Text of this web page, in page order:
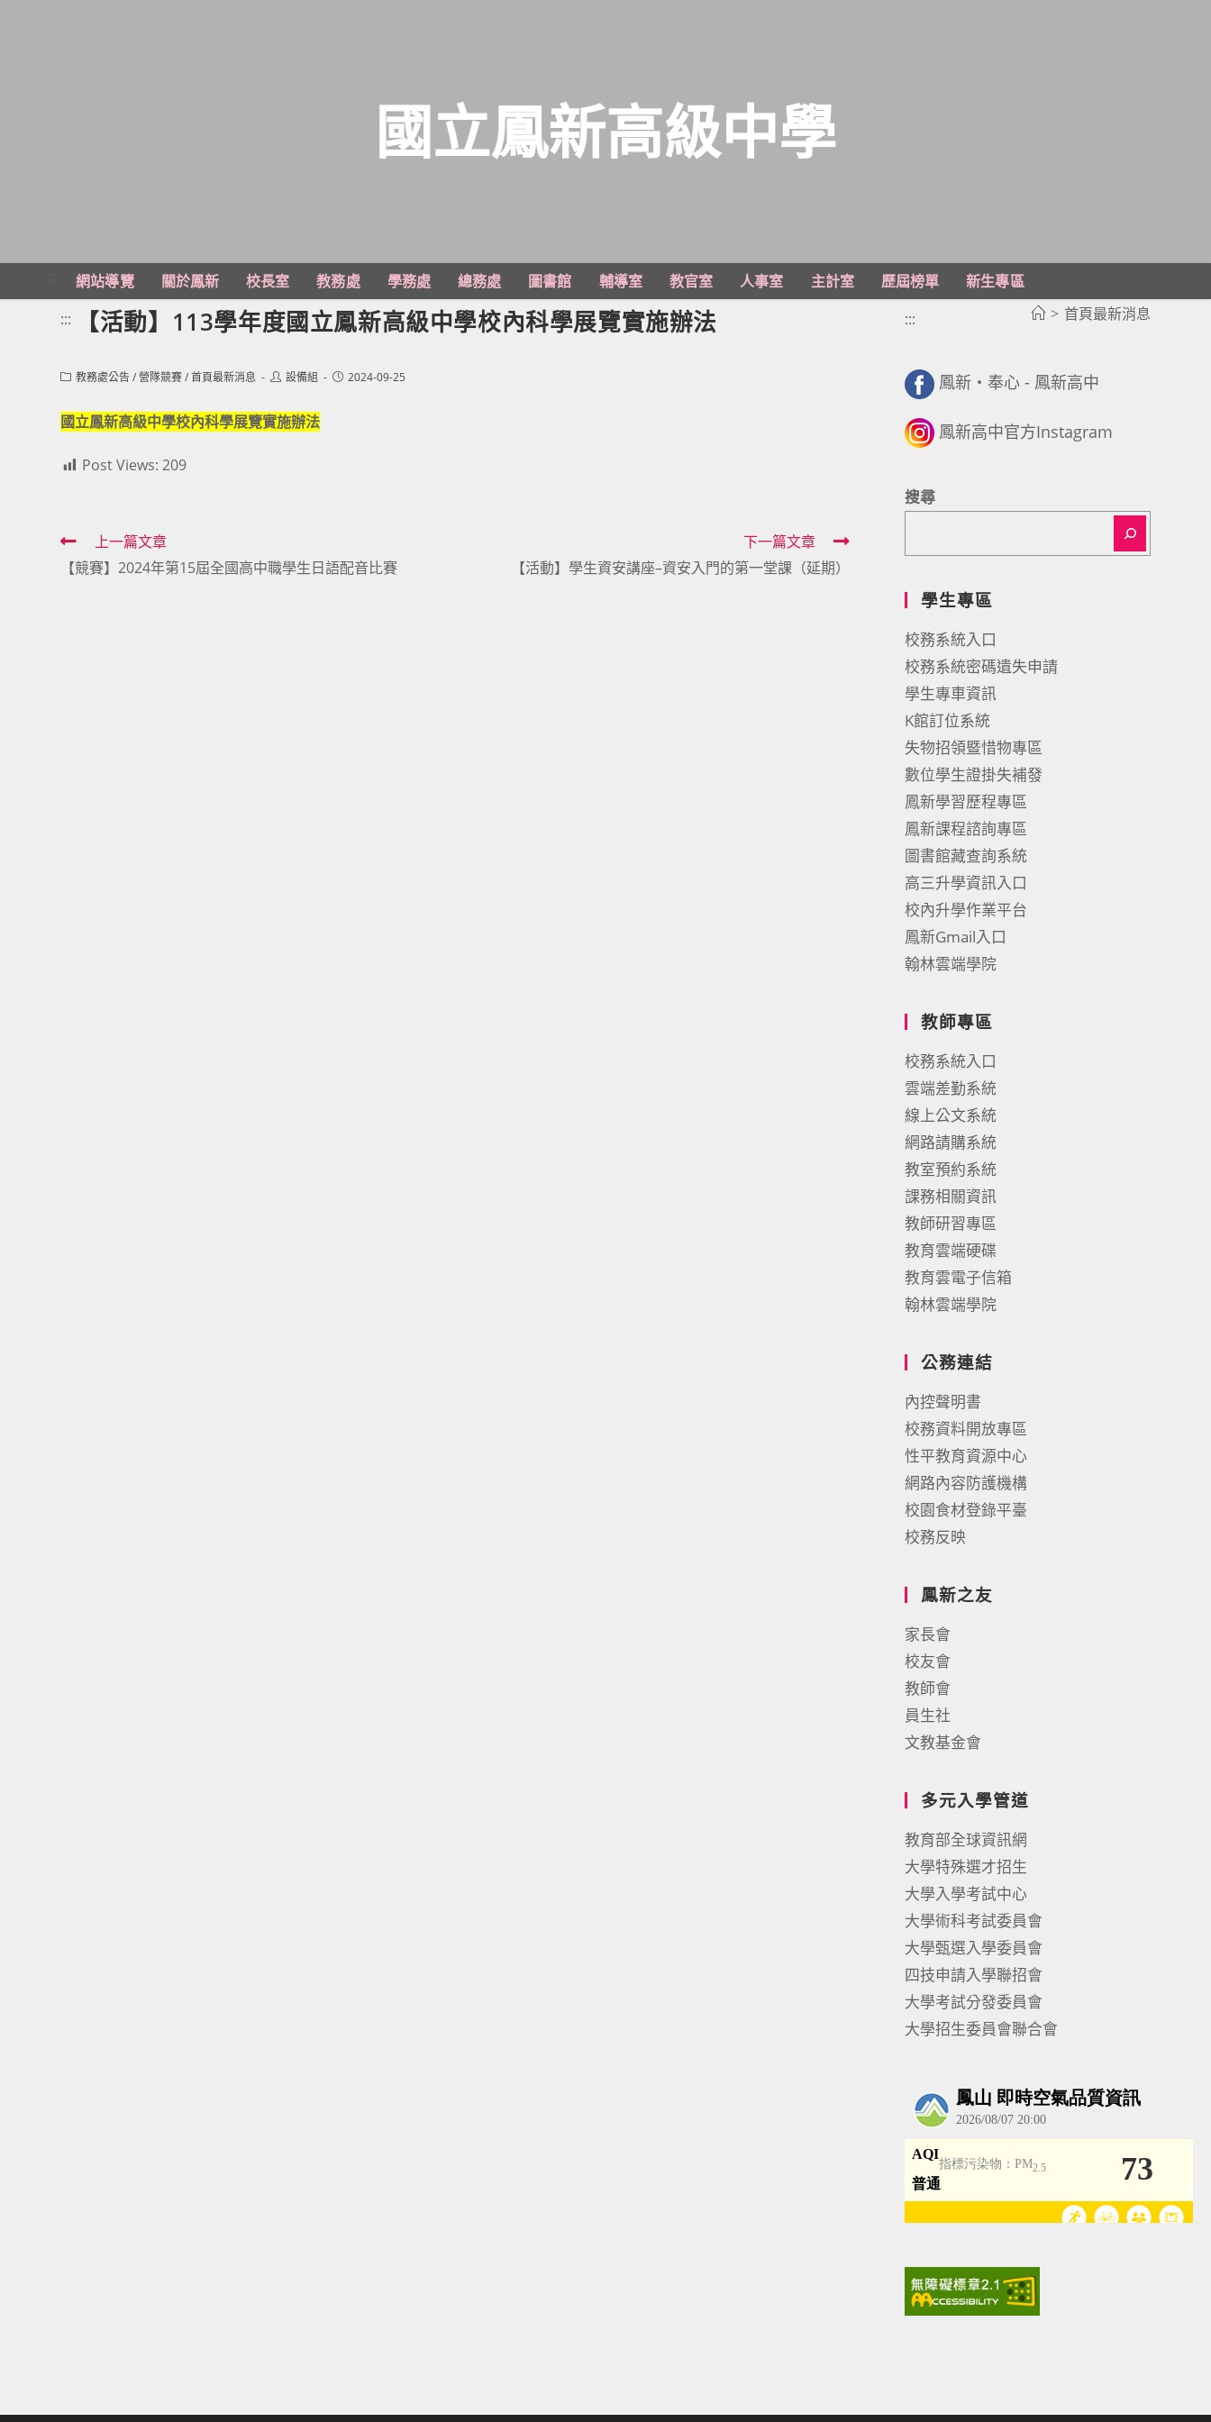
主
國立鳳新高級中學
網站導覽 關於鳳新 校長室 教務處 學務處 總務處 圖書館 輔導室 教官室 人事室 主計室 歷屆榜單
新生專區
> 首頁最新消息
::: 【活動】113學年度國立鳳新高級中學校內科學展覽實施辦法
Post教務處公告/營隊競賽/首頁最新消息
Post設備組
Post2024-09-25
國立鳳新高級中學校內科學展覽實施辦法
Post Views: 209
Read
more
上一篇文章
【競賽】2024年第15屆全國高中職學生日語配音比賽
下一篇文章
【活動】學生資安講座–資安入門的第一堂課（延期）
:::
鳳新・奉心 - 鳳新高中
鳳新高中官方Instagram
搜尋
學生專區
校務系統入口
校務系統密碼遺失申請
學生專車資訊
K館訂位系統
失物招領暨惜物專區
數位學生證掛失補發
鳳新學習歷程專區
鳳新課程諮詢專區
圖書館藏查詢系統
高三升學資訊入口
校內升學作業平台
鳳新Gmail入口
翰林雲端學院
教師專區
校務系統入口
雲端差勤系統
線上公文系統
網路請購系統
教室預約系統
課務相關資訊
教師研習專區
教育雲端硬碟
教育雲電子信箱
翰林雲端學院
公務連結
內控聲明書
校務資料開放專區
性平教育資源中心
網路內容防護機構
校園食材登錄平臺
校務反映
鳳新之友
家長會
校友會
教師會
員生社
文教基金會
多元入學管道
教育部全球資訊網
大學特殊選才招生
大學入學考試中心
大學術科考試委員會
大學甄選入學委員會
四技申請入學聯招會
大學考試分發委員會
大學招生委員會聯合會